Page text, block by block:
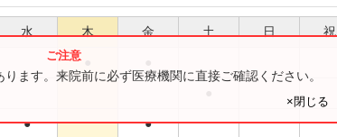
水 木 金 土 日 祝
● ●
ます。来院前に必ず医療機関に直接ご確認ください。
×閉じる